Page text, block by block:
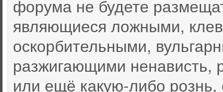
форума не будете
являющиеся ложными,
оскорбительными,
разжигающими ненависть,
или ещё какую-либо